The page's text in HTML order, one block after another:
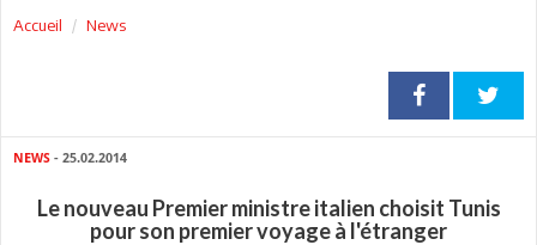
Accueil News
NEWS - 25.02.2014
Le nouveau Premier ministre italien choisit Tunis
pour son premier voyage à l'étranger